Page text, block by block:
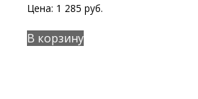
Цена: 1 285 руб.
В корзину